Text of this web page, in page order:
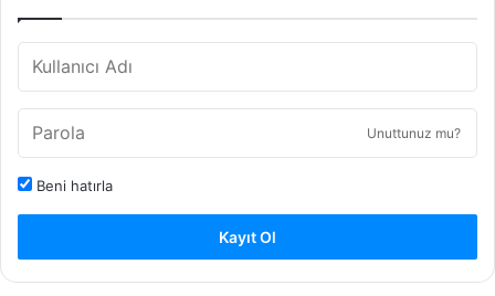
Unuttunuz mu?
Beni hatırla
Kayıt Ol